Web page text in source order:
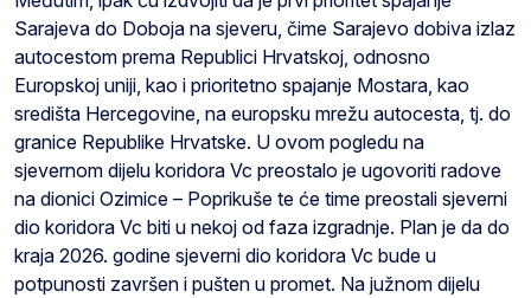
Sarajeva do Doboja na sjeveru, čime Sarajevo dobiva izlaz
autocestom prema Republici Hrvatskoj, odnosno
Europskoj uniji, kao i prioritetno spajanje Mostara, kao
središta Hercegovine, na europsku mrežu autocesta, tj. do
granice Republike Hrvatske. U ovom pogledu na
sjevernom dijelu koridora Vc preostalo je ugovoriti radove
na dionici Ozimice – Poprikuše te će time preostali sjeverni
dio koridora Vc biti u nekoj od faza izgradnje. Plan je da do
kraja 2026. godine sjeverni dio koridora Vc bude u
potpunosti završen i pušten u promet. Na južnom dijelu